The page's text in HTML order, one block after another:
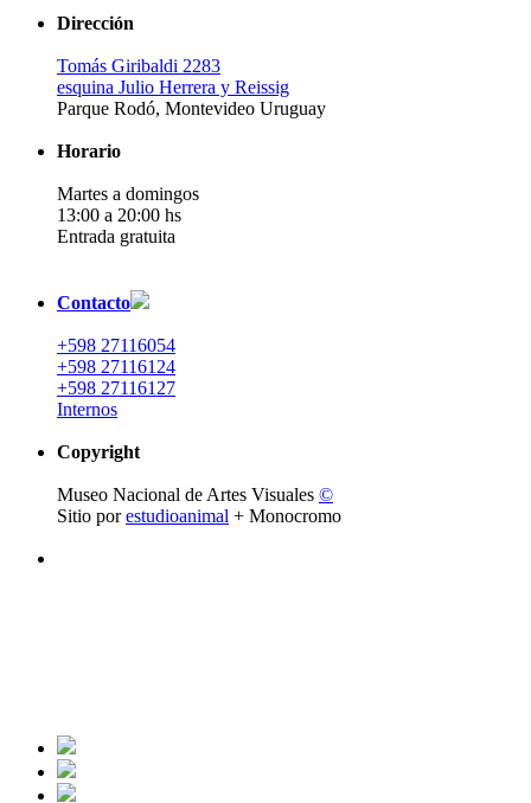
Dirección
Tomás Giribaldi 2283
esquina Julio Herrera y Reissig
Parque Rodó, Montevideo Uruguay
Horario
Martes a domingos
13:00 a 20:00 hs
Entrada gratuita
Contacto
+598 27116054
+598 27116124
+598 27116127
Internos
Copyright
Museo Nacional de Artes Visuales ©
Sitio porestudioanimal + Monocromo